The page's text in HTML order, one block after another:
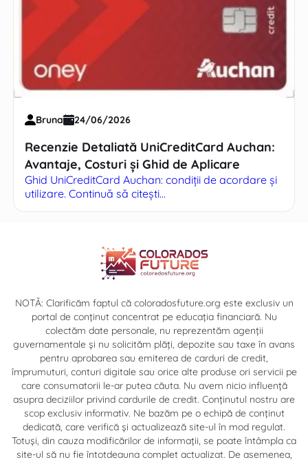
Bruna 24/06/2026
Recenzie Detaliată UniCreditCard Auchan:
Avantaje, Costuri și Ghid de Aplicare
Ghid UniCreditCard Auchan: condiții de acordare și
utilizare. Continuă să citești...
NOTĂ: Clarificăm faptul că coloradosfuture.org este exclusiv un
portal de conținut concentrat pe educația financiară. Nu
colectăm date personale, nu reprezentăm agenții
guvernamentale și nu solicităm plăți, depozite sau taxe în avans
pentru aprobarea sau emiterea de carduri de credit,
împrumuturi, conturi digitale sau orice alte produse ori servicii pe
care consumatorii le-ar putea căuta. Nu avem nicio influență
asupra deciziilor privind cardurile de credit. Conținutul nostru are
scop exclusiv informativ. Ne bazăm pe o echipă de conținut
dedicată, care verifică și actualizează site-ul în mod regulat.
Totuși, din cauza modificărilor de informații, se poate întâmpla ca
site-ul să nu fie întotdeauna complet actualizat. De asemenea,